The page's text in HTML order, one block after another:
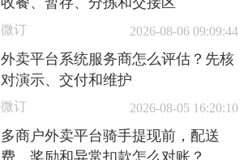
微订 2026-08-06 09:09:44
外卖平台系统服务商怎么评估？先核
对演示、交付和维护
微订 2026-08-05 16:20:10
多商户外卖平台骑手提现前，配送